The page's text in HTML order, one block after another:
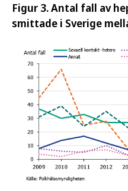
Figur 3. Antal fall av
smittade i Sverige